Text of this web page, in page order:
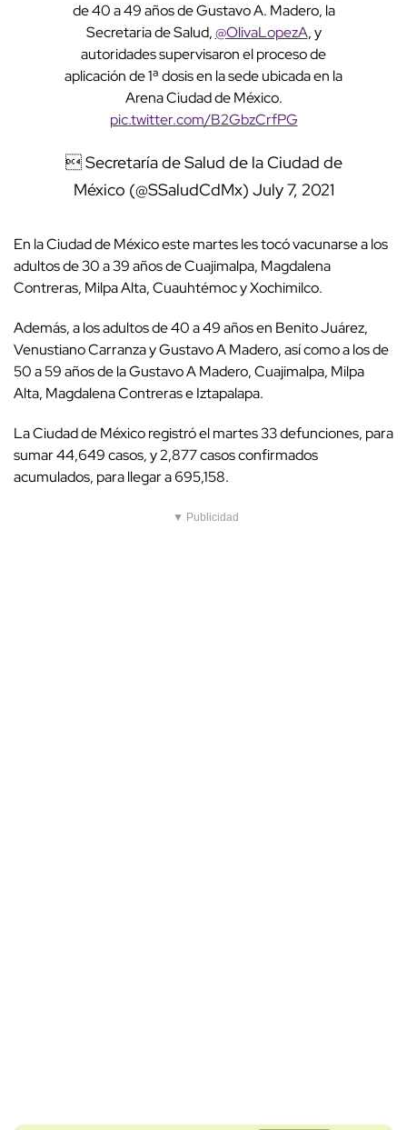
de 40 a 49 años de Gustavo A. Madero, la
Secretaria de Salud,@OlivaLopezA, y
autoridades supervisaron el proceso de
aplicación de 1ª dosis en la sede ubicada en la
Arena Ciudad de México.
pic.twitter.com/B2GbzCrfPG
 Secretaría de Salud de la Ciudad de
México (@SSaludCdMx) July 7, 2021
En la Ciudad de México este martes les tocó vacunarse a los
adultos de 30 a 39 años de Cuajimalpa, Magdalena
Contreras, Milpa Alta, Cuauhtémoc y Xochimilco.
Además, a los adultos de 40 a 49 años en Benito Juárez,
Venustiano Carranza y Gustavo A Madero, así como a los de
50 a 59 años de la Gustavo A Madero, Cuajimalpa, Milpa
Alta, Magdalena Contreras e Iztapalapa.
La Ciudad de México registró el martes 33 defunciones, para
sumar 44,649 casos, y 2,877 casos confirmados
acumulados, para llegar a 695,158.
▼ Publicidad